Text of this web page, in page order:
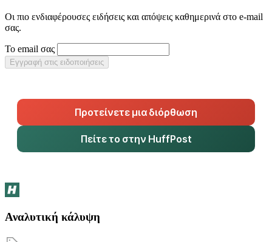
Οι πιο ενδιαφέρουσες ειδήσεις και απόψεις καθημερινά στο e-mail
σας.
Το email σας
Εγγραφή στις ειδοποιήσεις
Προτείνετε μια διόρθωση
Πείτε το στην HuffPost
Αναλυτική κάλυψη